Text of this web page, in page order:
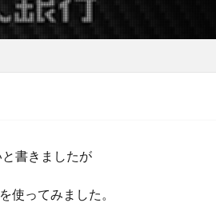
書きましたが
使ってみました。